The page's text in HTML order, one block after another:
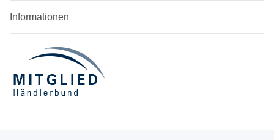
Informationen